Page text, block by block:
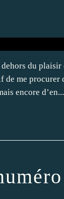
du plaisir
de me procurer
encore d’en...